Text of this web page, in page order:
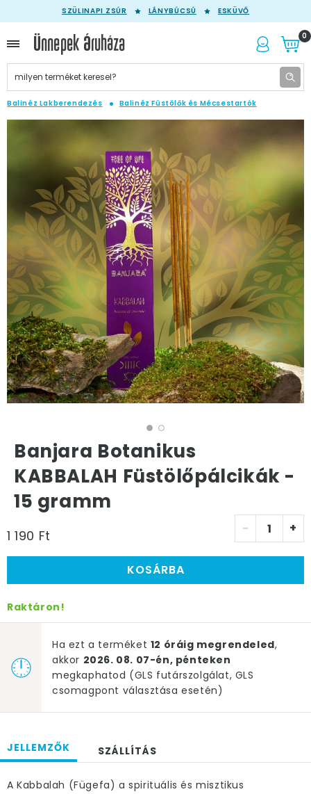
SZÜLINAPI ZSÚR LÁNYBÚCSÚ ESKÜVŐ
0
Balinéz Lakberendezés Balinéz Füstölők és Mécsestartók
Banjara Botanikus
KABBALAH Füstölőpálcikák -
15 gramm
1 190 Ft - +
KOSÁRBA
Raktáron!
Ha ezt a terméket 12 óráig megrendeled,
akkor 2026. 08. 07-én, pénteken
megkaphatod (GLS futárszolgálat, GLS
csomagpont választása esetén)
JELLEMZŐK SZÁLLÍTÁS
A Kabbalah (Fügefa) a spirituális és misztikus